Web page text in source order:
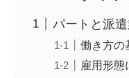
パートと派
働き方の
雇用形態